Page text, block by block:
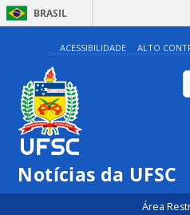
BRASIL
ACESSIBILIDADE ALTO
Notícias da UFSC
Área